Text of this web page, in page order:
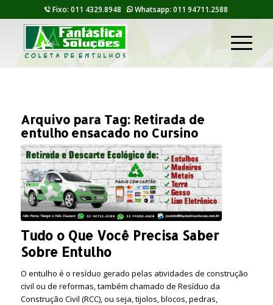
Fixo: 011 4329.8948 Whatsapp: 011 94711.2588
Arquivo para Tag: Retirada de
entulho ensacado no Cursino
Tudo o Que Você Precisa Saber
Sobre Entulho
O entulho é o resíduo gerado pelas atividades de construção
civil ou de reformas, também chamado de Resíduo da
Construção Civil (RCC), ou seja, tijolos, blocos, pedras,